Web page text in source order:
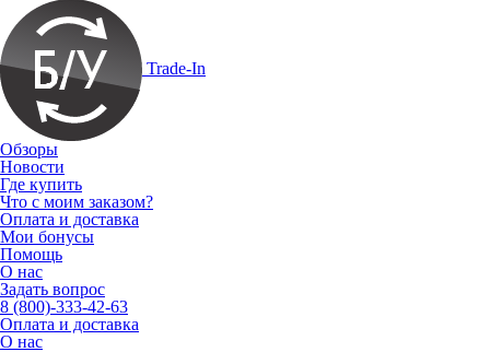
Trade-In
Обзоры
Новости
Где купить
Что с моим заказом?
Оплата и доставка
Мои бонусы
Помощь
О нас
Задать вопрос
8 (800)-333-42-63
Оплата и доставка
О нас